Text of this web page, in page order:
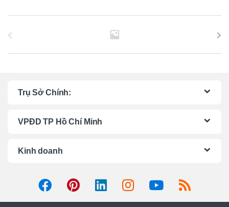
Trụ Sở Chính:
VPĐD TP Hồ Chí Minh
Kinh doanh